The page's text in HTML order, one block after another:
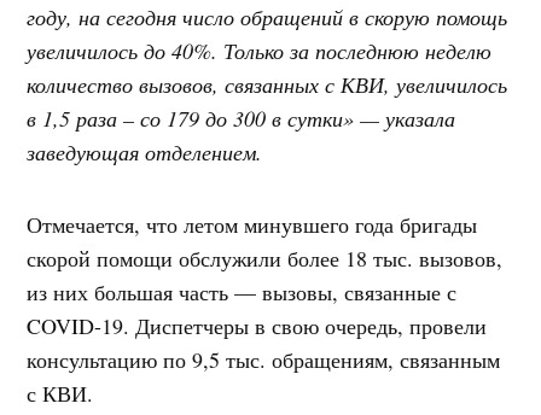
году, на сегодня число обращений в скорую помощь
увеличилось до 40%. Только за последнюю неделю
количество вызовов, связанных с КВИ, увеличилось
в 1,5 раза – со 179 до 300 в сутки» — указала
заведующая отделением.
Отмечается, что летом минувшего года бригады
скорой помощи обслужили более 18 тыс. вызовов,
из них большая часть — вызовы, связанные с
COVID-19. Диспетчеры в свою очередь, провели
консультацию по 9,5 тыс. обращениям, связанным
с КВИ.